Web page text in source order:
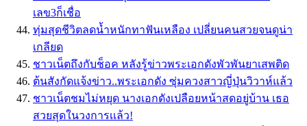
เลข3ก็เชื่อ
ทุ่มสุดชีวิตลดน้ำหนักทาฟันเหลือง เปลี่ยนคนสวยจนดูน่า
เกลียด
ชาวเน็ตถึงกับช็อค หลังรู้ข่าวพระเอกดังพัวพันยาเสพติด
ต้นสังกัดแจ้งข่าว..พระเอกดัง ซุ่มควงสาวญี่ปุ่นวิวาห์แล้ว
ชาวเน็ตชมไม่หยุด นางเอกดังเปลือยหน้าสดอยู่บ้าน เธอ
สวยสุดในวงการเเล้ว!